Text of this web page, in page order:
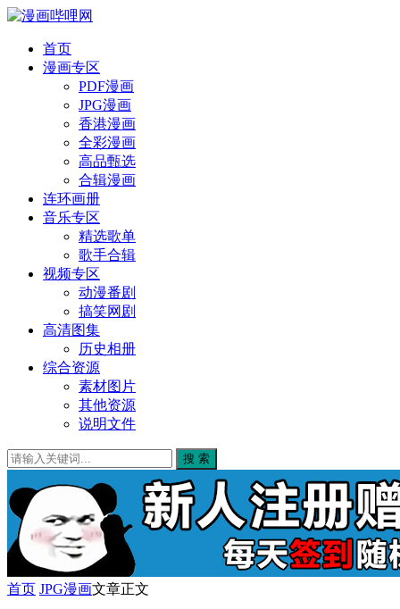
首页
漫画专区
PDF漫画
JPG漫画
香港漫画
全彩漫画
高品甄选
合辑漫画
连环画册
音乐专区
精选歌单
歌手合辑
视频专区
动漫番剧
搞笑网剧
高清图集
历史相册
综合资源
素材图片
其他资源
说明文件
搜 索
首页 JPG漫画文章正文